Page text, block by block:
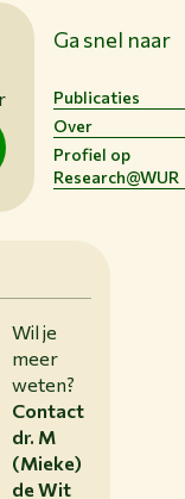
Ga snel naar
Publicaties
Over
Profiel op
Research@WUR
Wil je
meer
weten?
Contact
dr. M
(Mieke)
de Wit